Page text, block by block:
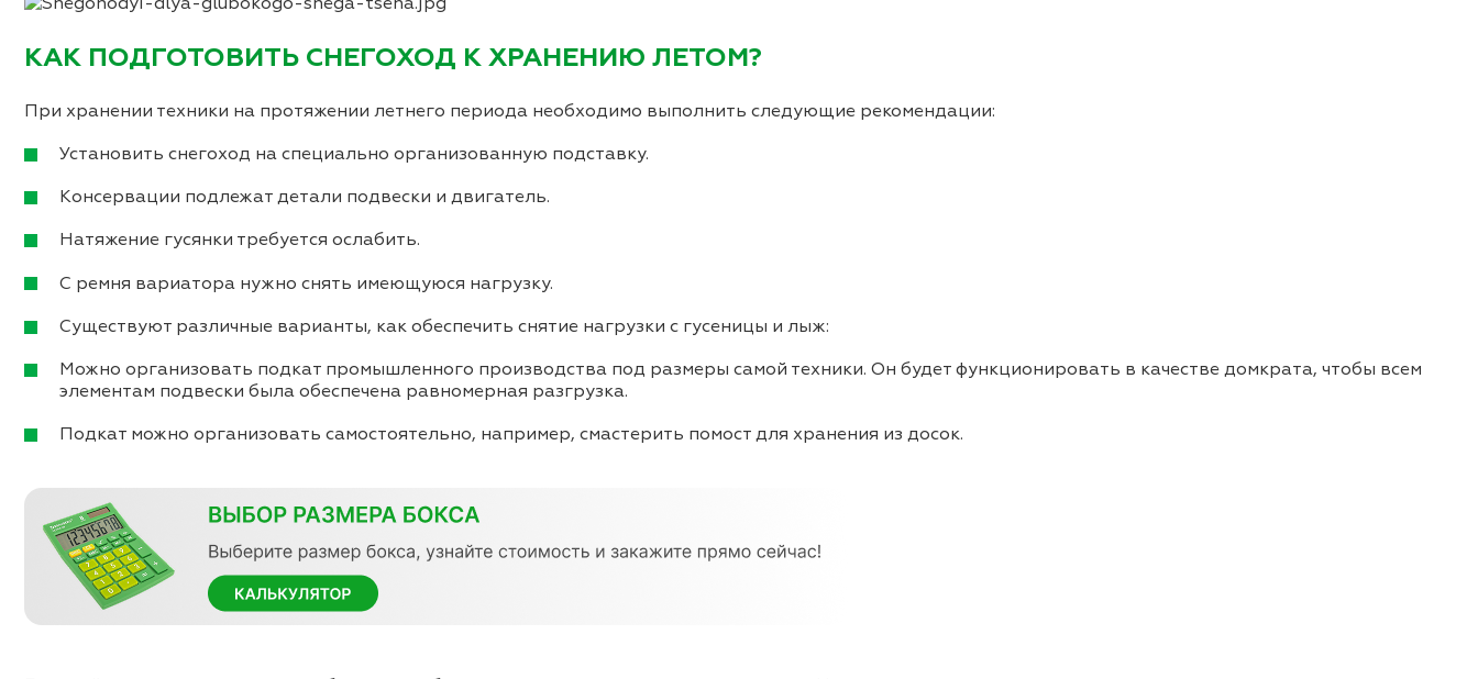
КАК ПОДГОТОВИТЬ СНЕГОХОД К ХРАНЕНИЮ ЛЕТОМ?
При хранении техники на протяжении летнего периода необходимо выполнить следующие рекомендации:
Установить снегоход на специально организованную подставку.
Консервации подлежат детали подвески и двигатель.
Натяжение гусянки требуется ослабить.
С ремня вариатора нужно снять имеющуюся нагрузку.
Существуют различные варианты, как обеспечить снятие нагрузки с гусеницы и лыж:
Можно организовать подкат промышленного производства под размеры самой техники. Он будет функционировать в качестве домкрата, чтобы всем
элементам подвески была обеспечена равномерная разгрузка.
Подкат можно организовать самостоятельно, например, смастерить помост для хранения из досок.